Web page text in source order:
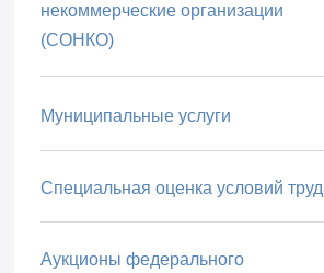
некоммерческие организации
(СОНКО)
Муниципальные услуги
Специальная оценка условий
Аукционы федерального